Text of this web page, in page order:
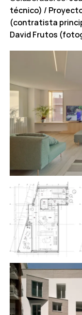
técnico) /
(contratista
David Frutos